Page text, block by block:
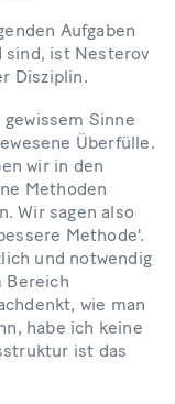
Aufgaben
sind, ist Nesterov
Disziplin.
Sinne
Überfülle.
wir in den
Methoden
Wir sagen also
Methode'.
und notwendig
Bereich
wie man
habe ich keine
ist das